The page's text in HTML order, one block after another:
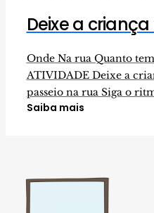
Deixe a
Onde Na rua Quanto
ATIVIDADE Deixe a
passeio na rua Siga o
Saiba mais